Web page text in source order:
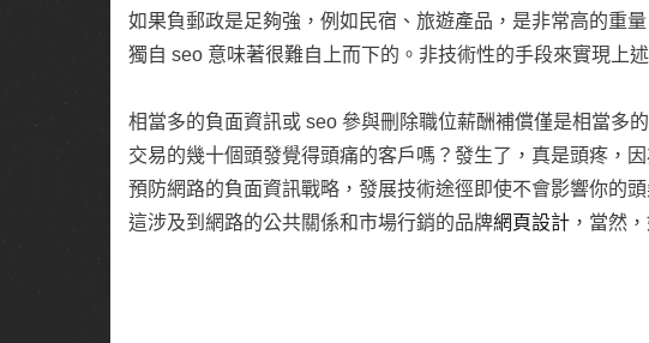
如果負郵政是足夠強，例如民宿、旅遊產品，是非常高的重量
獨自 seo 意味著很難自上而下的。非技術性的手段來實現上
相當多的負面資訊或 seo 參與刪除職位薪酬補償僅是相當多
交易的幾十個頭發覺得頭痛的客戶嗎？發生了，真是頭疼，
預防網路的負面資訊戰略，發展技術途徑即使不會影響你的
這涉及到網路的公共關係和市場行銷的品牌網頁設計 ，當然